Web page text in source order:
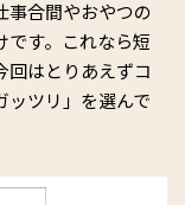
事合間やおやつの
です。これなら短
回はとりあえずコ
ッツリ」を選んで